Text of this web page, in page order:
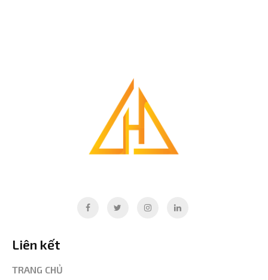
Liên kết
TRANG CHỦ